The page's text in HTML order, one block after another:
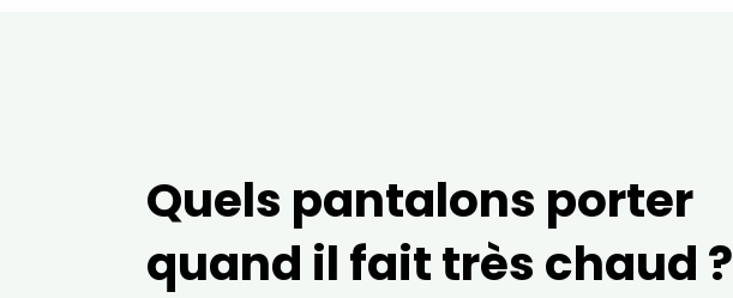
Quels pantalons porter
quand il fait très chaud ?